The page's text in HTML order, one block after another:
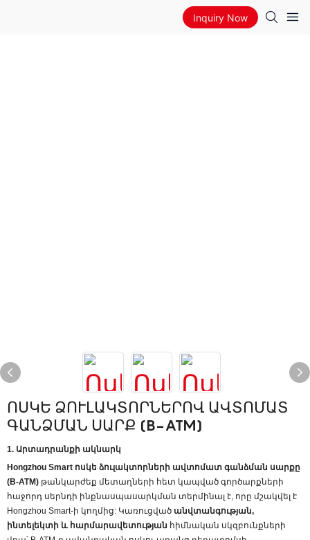
Inquiry Now
ՈՍԿԵ ՁՈՒԼԱԿՏՈՐՆԵՐՈՎ ԱՎՏՈՄԱՏ
ԳԱՆՁՄԱՆ ՍԱՐՔ (B-ATM)
1. Արտադրանքի ակնարկ
Hongzhou Smart ոսկե ձուլակտորների ավտոմատ գանձման սարքը
(B-ATM) թանկարժեք մետաղների հետ կապված գործարքների
հաջորդ սերնդի ինքնասպասարկման տերմինալ է, որը մշակվել է
Hongzhou Smart-ի կողմից: Կառուցված անվտանգության,
ինտելեկտի և հարմարավետության հիմնական սկզբունքների